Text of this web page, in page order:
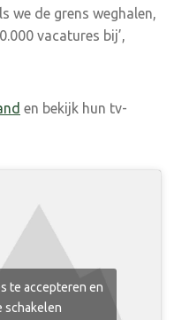
we de grens weghalen,
vacatures bij’,
en bekijk hun tv-
te accepteren en
schakelen